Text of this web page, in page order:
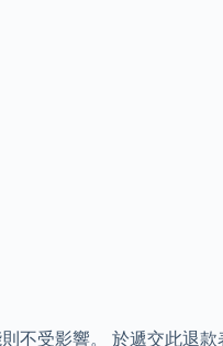
不受影響。 於遞交此退款